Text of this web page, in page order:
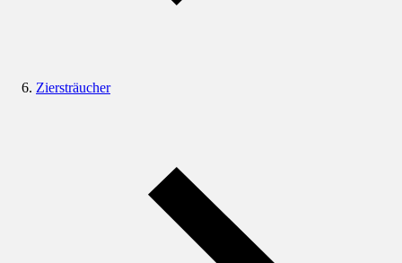
Ziersträucher